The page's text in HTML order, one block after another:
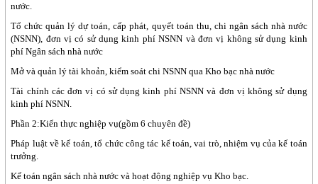
nước.
Tổ chức quản lý dự toán, cấp phát, quyết toán thu, chi ngân sách nhà nước
(NSNN), đơn vị có sử dụng kinh phí NSNN và đơn vị không sử dụng kinh
phí Ngân sách nhà nước
Mở và quản lý tài khoản, kiểm soát chi NSNN qua Kho bạc nhà nước
Tài chính các đơn vị có sử dụng kinh phí NSNN và đơn vị không sử dụng
kinh phí NSNN.
Phần 2:Kiến thực nghiệp vụ(gồm 6 chuyên đề)
Pháp luật về kế toán, tổ chức công tác kế toán, vai trò, nhiệm vụ của kế toán
trưởng.
Kế toán ngân sách nhà nước và hoạt động nghiệp vụ Kho bạc.